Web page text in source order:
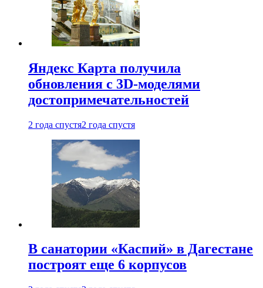
Яндекс Карта получила
обновления с 3D-моделями
достопримечательностей
2 года спустя2 года спустя
В санатории «Каспий» в Дагестане
построят еще 6 корпусов